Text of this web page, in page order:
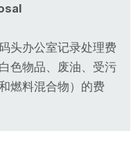
头办公室记录处理费
色物品、废油、受污
燃料混合物）的费